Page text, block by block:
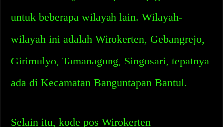
untuk beberapa wilayah lain. Wilayah-
wilayah ini adalah Wirokerten, Gebangrejo,
Girimulyo, Tamanagung, Singosari, tepatnya
ada di Kecamatan Banguntapan Bantul.
Selain itu, kode pos Wirokerten